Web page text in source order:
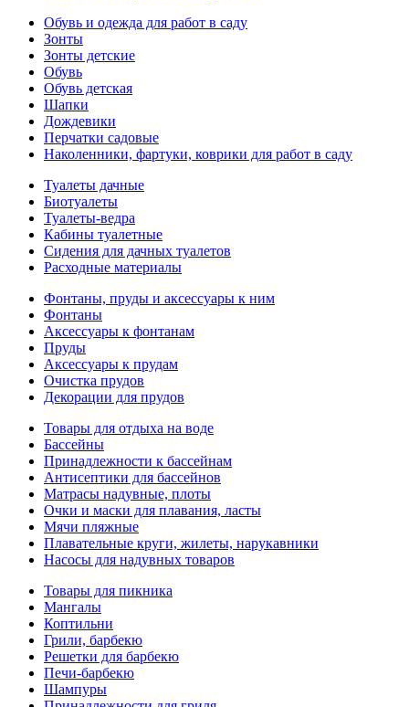
Обувь и одежда для работ в саду
Зонты
Зонты детские
Обувь
Обувь детская
Шапки
Дождевики
Перчатки садовые
Наколенники, фартуки, коврики для работ в саду
Туалеты дачные
Биотуалеты
Туалеты-ведра
Кабины туалетные
Сидения для дачных туалетов
Расходные материалы
Фонтаны, пруды и аксессуары к ним
Фонтаны
Аксессуары к фонтанам
Пруды
Аксессуары к прудам
Очистка прудов
Декорации для прудов
Товары для отдыха на воде
Бассейны
Принадлежности к бассейнам
Антисептики для бассейнов
Матраcы надувные, плоты
Очки и маски для плавания, ласты
Мячи пляжные
Плавательные круги, жилеты, нарукавники
Насосы для надувных товаров
Товары для пикника
Мангалы
Коптильни
Грили, барбекю
Решетки для барбекю
Печи-барбекю
Шампуры